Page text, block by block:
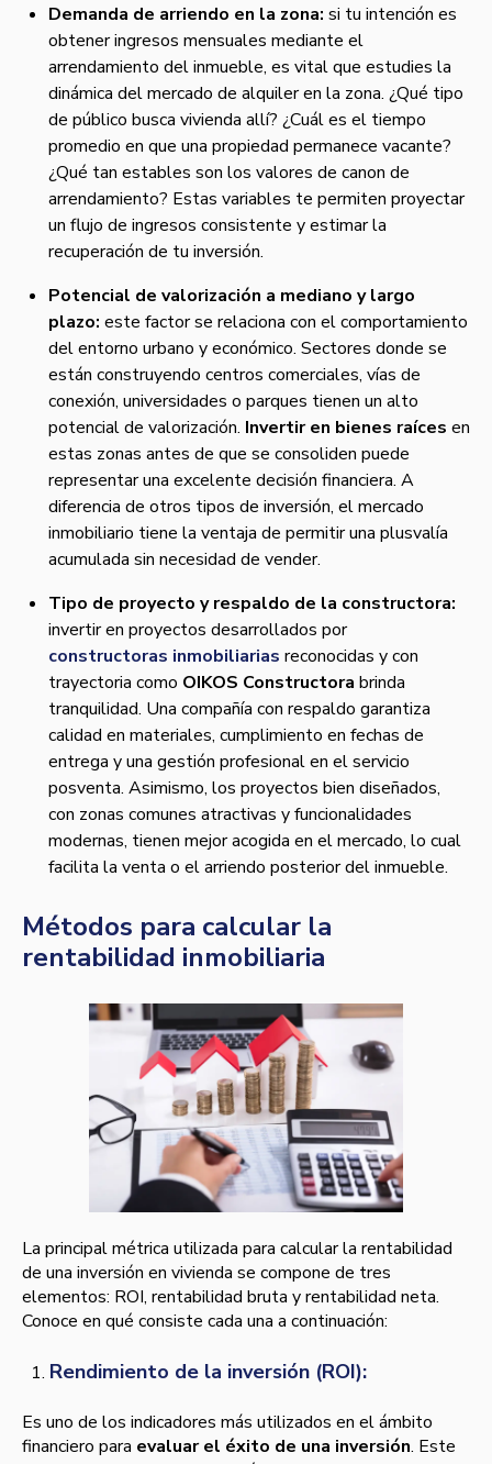
Demanda de arriendo en la zona: si tu intención es
obtener ingresos mensuales mediante el
arrendamiento del inmueble, es vital que estudies la
dinámica del mercado de alquiler en la zona. ¿Qué tipo
de público busca vivienda allí? ¿Cuál es el tiempo
promedio en que una propiedad permanece vacante?
¿Qué tan estables son los valores de canon de
arrendamiento? Estas variables te permiten proyectar
un flujo de ingresos consistente y estimar la
recuperación de tu inversión.
Potencial de valorización a mediano y largo
plazo: este factor se relaciona con el comportamiento
del entorno urbano y económico. Sectores donde se
están construyendo centros comerciales, vías de
conexión, universidades o parques tienen un alto
potencial de valorización. Invertir en bienes raíces en
estas zonas antes de que se consoliden puede
representar una excelente decisión financiera. A
diferencia de otros tipos de inversión, el mercado
inmobiliario tiene la ventaja de permitir una plusvalía
acumulada sin necesidad de vender.
Tipo de proyecto y respaldo de la constructora:
invertir en proyectos desarrollados por
constructoras inmobiliarias reconocidas y con
trayectoria como OIKOS Constructora brinda
tranquilidad. Una compañía con respaldo garantiza
calidad en materiales, cumplimiento en fechas de
entrega y una gestión profesional en el servicio
posventa. Asimismo, los proyectos bien diseñados,
con zonas comunes atractivas y funcionalidades
modernas, tienen mejor acogida en el mercado, lo cual
facilita la venta o el arriendo posterior del inmueble.
Métodos para calcular la
rentabilidad inmobiliaria
La principal métrica utilizada para calcular la rentabilidad
de una inversión en vivienda se compone de tres
elementos: ROI, rentabilidad bruta y rentabilidad neta.
Conoce en qué consiste cada una a continuación:
Rendimiento de la inversión (ROI):
Es uno de los indicadores más utilizados en el ámbito
financiero para evaluar el éxito de una inversión. Este